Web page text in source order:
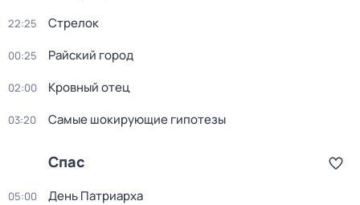
22:25 Стрелок
00:25 Райский город
02:00 Кровный отец
03:20 Самые шoкиpующие гипотезы
Спас
05:00 Дeнь Патриаpха